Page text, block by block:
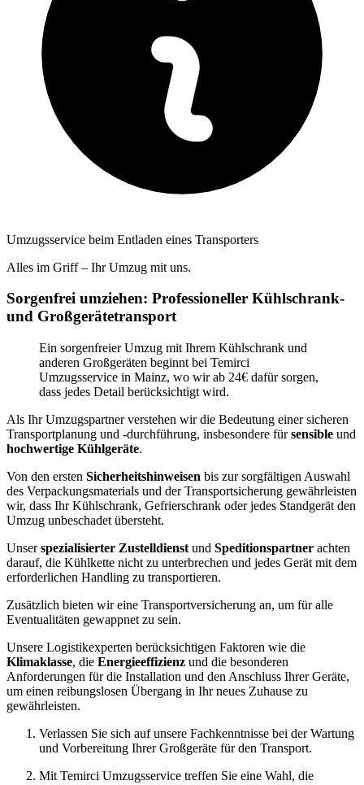
Umzugsservice beim Entladen eines Transporters
Alles im Griff – Ihr Umzug mit uns.
Sorgenfrei umziehen: Professioneller Kühlschrank-
und Großgerätetransport
Ein sorgenfreier Umzug mit Ihrem Kühlschrank und
anderen Großgeräten beginnt bei Temirci
Umzugsservice in Mainz, wo wir ab 24€ dafür sorgen,
dass jedes Detail berücksichtigt wird.
Als Ihr Umzugspartner verstehen wir die Bedeutung einer sicheren
Transportplanung und -durchführung, insbesondere fürsensible und
hochwertige Kühlgeräte.
Von den ersten Sicherheitshinweisen bis zur sorgfältigen Auswahl
des Verpackungsmaterials und der Transportsicherung gewährleisten
wir, dass Ihr Kühlschrank, Gefrierschrank oder jedes Standgerät den
Umzug unbeschadet übersteht.
Unserspezialisierter Zustelldienst und Speditionspartner achten
darauf, die Kühlkette nicht zu unterbrechen und jedes Gerät mit dem
erforderlichen Handling zu transportieren.
Zusätzlich bieten wir eine Transportversicherung an, um für alle
Eventualitäten gewappnet zu sein.
Unsere Logistikexperten berücksichtigen Faktoren wie die
Klimaklasse, die Energieeffizienz und die besonderen
Anforderungen für die Installation und den Anschluss Ihrer Geräte,
um einen reibungslosen Übergang in Ihr neues Zuhause zu
gewährleisten.
Verlassen Sie sich auf unsere Fachkenntnisse bei der Wartung
und Vorbereitung Ihrer Großgeräte für den Transport.
Mit Temirci Umzugsservice treffen Sie eine Wahl, die